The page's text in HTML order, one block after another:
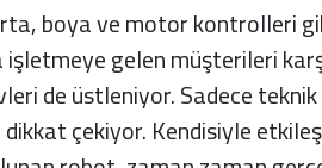
boya ve motor kontrolleri
işletmeye gelen müşterileri
de üstleniyor. Sadece teknik
çekiyor. Kendisiyle